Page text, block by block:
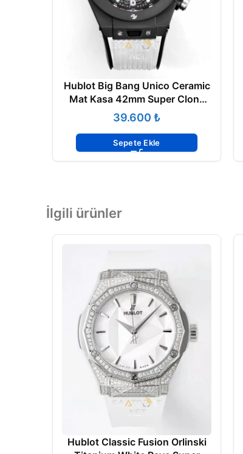
Hublot Big Bang Unico Ceramic
Mat Kasa 42mm Super Clone
Eta
₺
Sepete Ekle
İlgili ürünler
Hublot Classic Fusion Orlinski